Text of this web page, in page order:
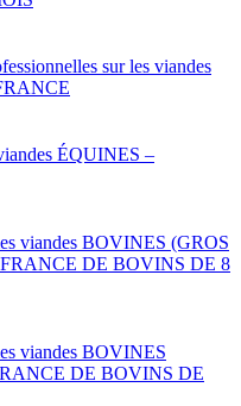
sur les viandes
ÉQUINES –
viandes BOVINES (GROS
DE BOVINS DE 8
viandes BOVINES
DE BOVINS DE